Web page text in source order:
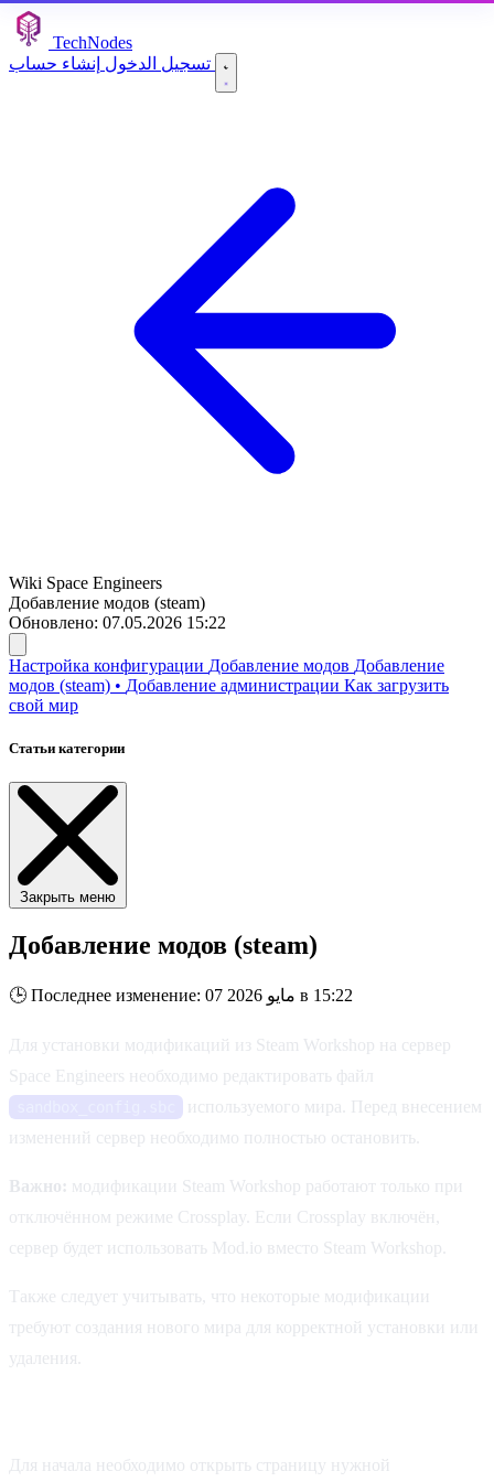
TechNodes
تسجيل الدخول
Wiki Space Engineers
Добавление модов (steam)
Обновлено: 07.05.2026 15:22
Настройка конфигурации Добавление модов Добавление
модов (steam) • Добавление администрации Как загрузить
свой мир
Статьи категории
Закрыть меню
Добавление модов (steam)
🕒 Последнее изменение: 07 مايو 2026 в 15:22
Для установки модификаций из Steam Workshop на сервер
Space Engineers необходимо редактировать файл
используемого мира. Перед внесением
изменений сервер необходимо полностью остановить.
Важно: модификации Steam Workshop работают только при
отключённом режиме Crossplay. Если Crossplay включён,
сервер будет использовать Mod.io вместо Steam Workshop.
Также следует учитывать, что некоторые модификации
требуют создания нового мира для корректной установки или
удаления.
Для начала необходимо открыть страницу нужной